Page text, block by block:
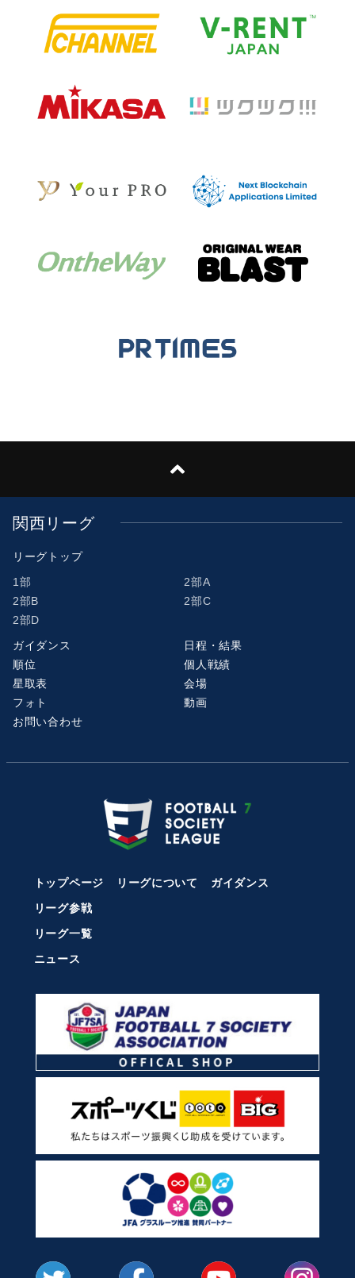
関西リーグ
リーグトップ
1部
2部A
2部B
2部C
2部D
ガイダンス
日程・結果
順位
個人戦績
星取表
会場
フォト
動画
お問い合わせ
トップページ リーグについて
ガイダンス
リーグ参戦
リーグ一覧
ニュース